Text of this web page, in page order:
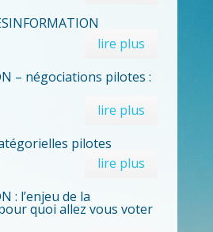
lire plus
– négociations pilotes :
lire plus
pilotes
lire plus
: l’enjeu de la
quoi allez vous voter